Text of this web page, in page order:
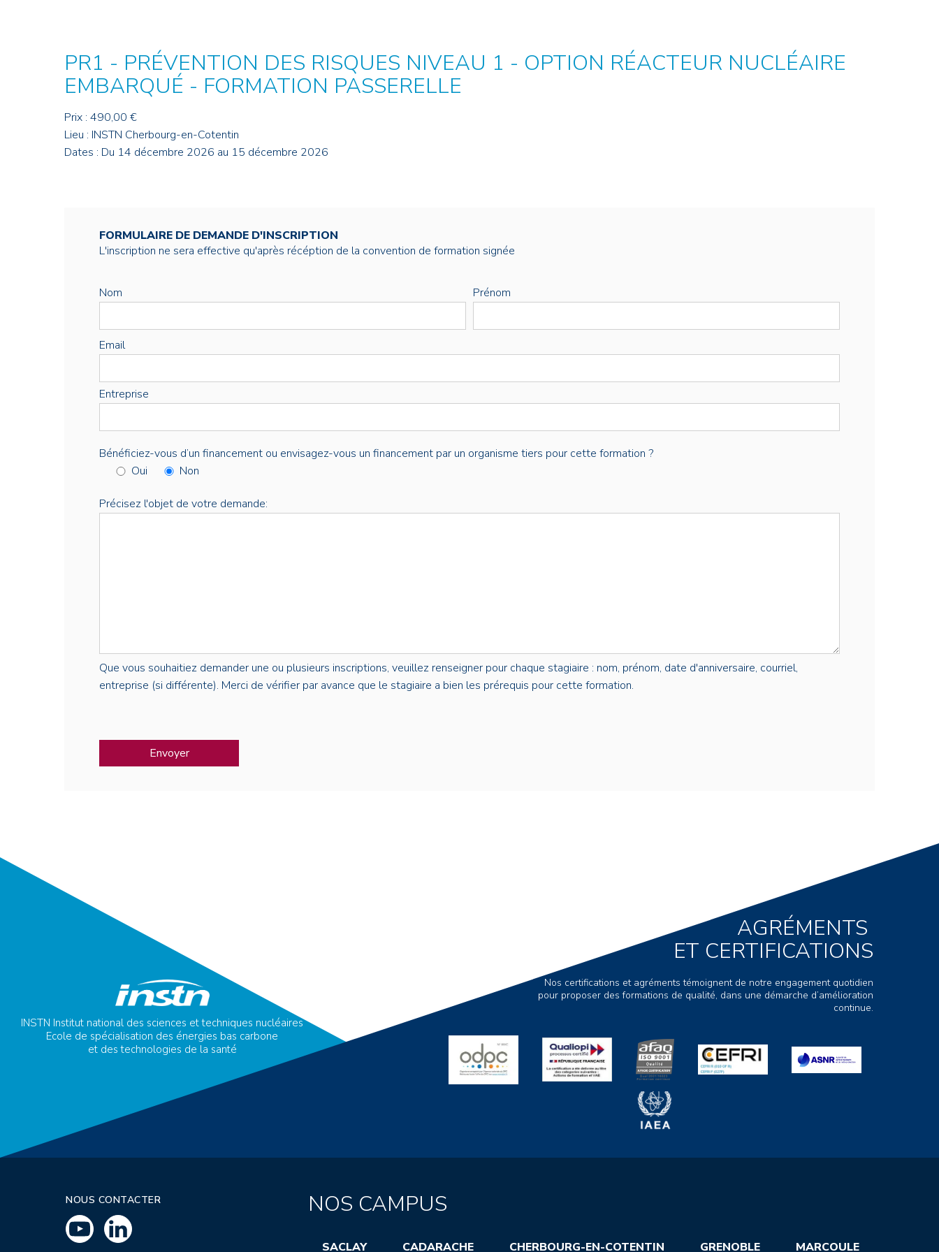
PR1 - PRÉVENTION DES RISQUES NIVEAU 1 - OPTION RÉACTEUR NUCLÉAIRE
EMBARQUÉ - FORMATION PASSERELLE
Prix : 490,00 €
Lieu : INSTN Cherbourg-en-Cotentin
Dates : Du 14 décembre 2026 au 15 décembre 2026
FORMULAIRE DE DEMANDE D'INSCRIPTION
L'inscription ne sera effective qu'après récéption de la convention de formation signée
Nom Prénom
Email
Entreprise
Bénéficiez-vous d’un financement ou envisagez-vous un financement par un organisme tiers pour cette formation ?
Oui
Non
Précisez l'objet de votre demande:
Que vous souhaitiez demander une ou plusieurs inscriptions, veuillez renseigner pour chaque stagiaire : nom, prénom, date d'anniversaire, courriel,
entreprise (si différente). Merci de vérifier par avance que le stagiaire a bien les prérequis pour cette formation.
INSTN Institut national des sciences et techniques nucléaires
Ecole de spécialisation des énergies bas carbone
et des technologies de la santé
AGRÉMENTS
ET CERTIFICATIONS
Nos certifications et agréments témoignent de notre engagement quotidien
pour proposer des formations de qualité, dans une démarche d’amélioration
continue.
NOUS CONTACTER NOS CAMPUS
SACLAY CADARACHE CHERBOURG-EN-COTENTIN GRENOBLE MARCOULE